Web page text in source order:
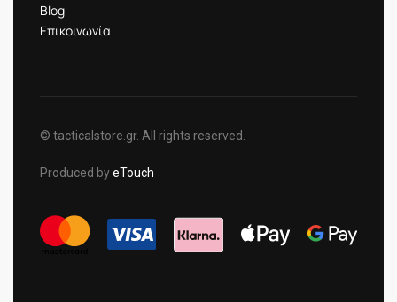
Blog
Επικοινωνία
© tacticalstore.gr. All rights reserved.
Produced byeTouch